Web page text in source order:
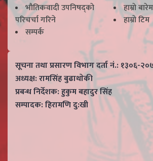
भाैतिकवादी उपनिषद्काे
परिचर्चा गरिने
हाम्राे
हाम्राे टिम
सम्पर्क
सूचना तथा प्रसारण विभाग दर्ता नं.: १३०६-
अध्यक्ष: रामसिंह बुढाथाेकी
प्रबन्ध निर्देशक: हुकुम बहादुर सिंह
सम्पादक: हिरामणि दु:खी